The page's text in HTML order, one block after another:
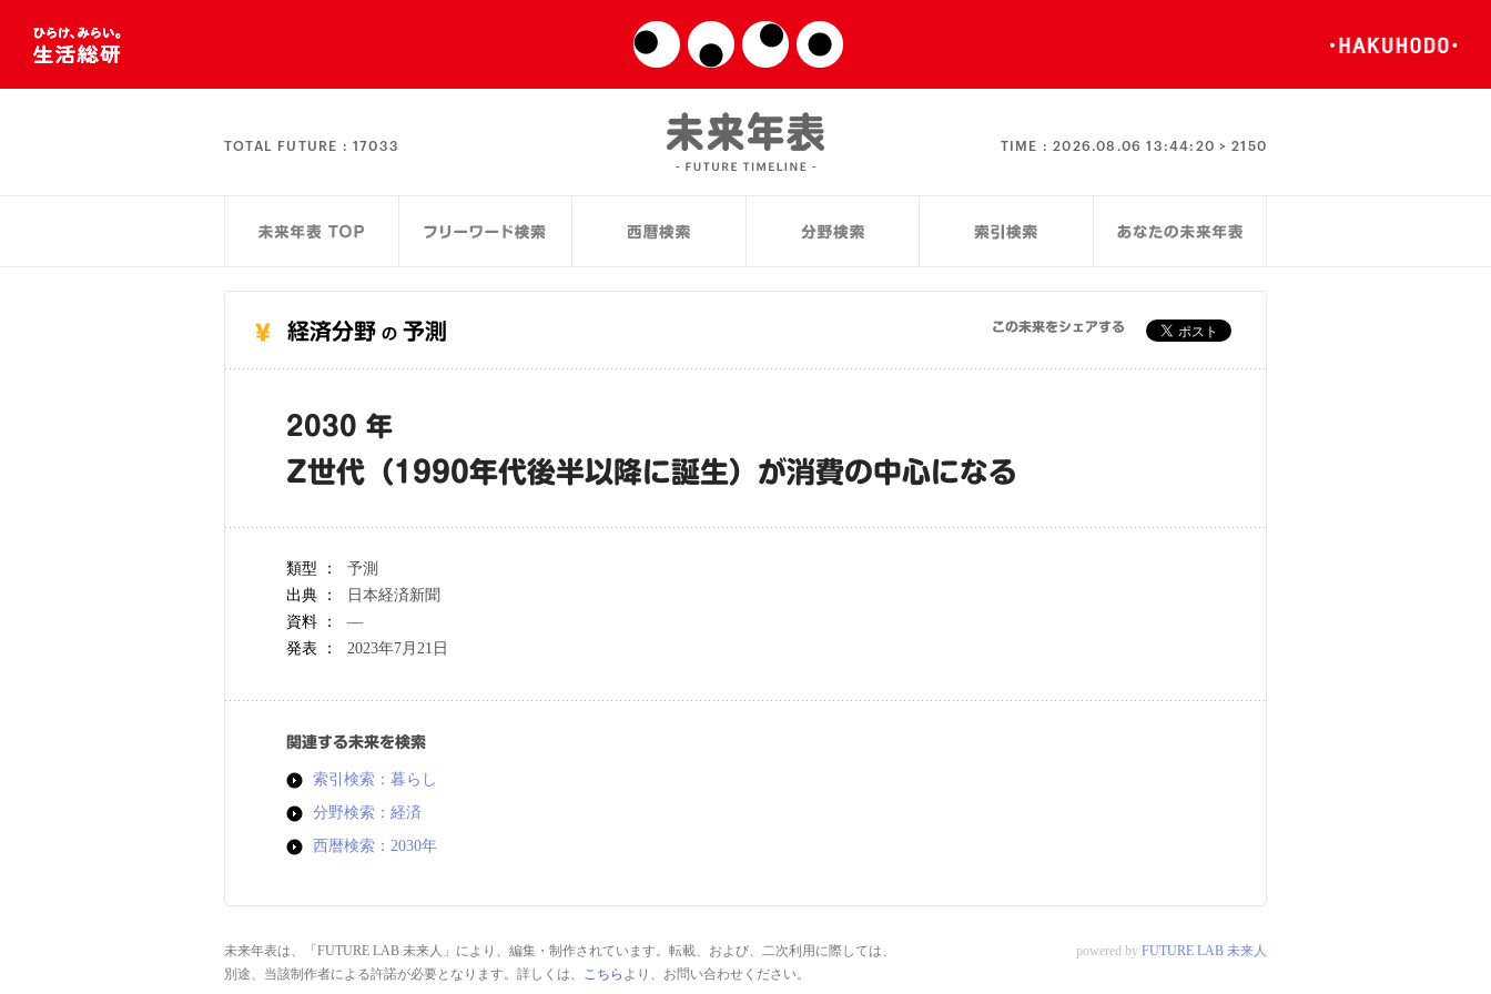
TOTAL FUTURE : 17033 TIME :2026.08.06 13:44:20 > 2150
経済分野 の 予測 この未来をシェアする
2030 年
Z世代（1990年代後半以降に誕生）が消費の中心になる
類型 ：
予測
出典 ：
日本経済新聞
資料 ：
―
発表 ：
2023年7月21日
関連する未来を検索
索引検索：暮らし
分野検索：経済
西暦検索：2030年
未来年表は、「FUTURE LAB 未来人」により、編集・制作されています。転載、および、二次利用に際しては、
別途、当該制作者による許諾が必要となります。詳しくは、 こちら より、お問い合わせください。
powered by FUTURE LAB 未来人